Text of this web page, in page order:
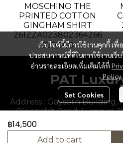
MOSCHINO THE
PRINTED COTTON
GINGHAM SHIRT
261ZZA023802364266
฿29,900
฿14,500
Add to cart
เว็บไซต์นี้มีการใช้งานคุกกี้ เ
ประสบการณ์ที่ดีในการใช้งานเว็
อ่านรายละเอียดเพิ่มเติมได้ที่
Policy
Set Cookies
PAT
Address : Gaysorn Building,
Ploenchit Road, Lumpini,